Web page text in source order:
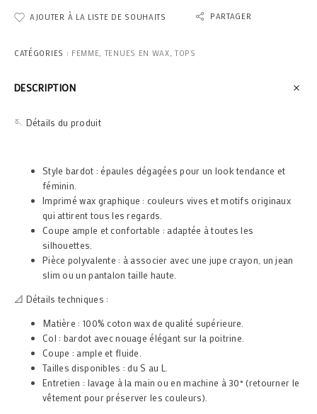
AJOUTER À LA LISTE DE SOUHAITS PARTAGER
CATÉGORIES : FEMME TENUES EN WAX ,TOPS
DESCRIPTION
🪡 Détails du produit
Style bardot : épaules dégagées pour un look tendance et
féminin.
Imprimé wax graphique : couleurs vives et motifs originaux
qui attirent tous les regards.
Coupe ample et confortable : adaptée à toutes les
silhouettes.
Pièce polyvalente : à associer avec une jupe crayon, un jean
slim ou un pantalon taille haute.
📐 Détails techniques :
Matière : 100% coton wax de qualité supérieure.
Col : bardot avec nouage élégant sur la poitrine.
Coupe : ample et fluide.
Tailles disponibles : du S au L.
Entretien : lavage à la main ou en machine à 30° (retourner le
vêtement pour préserver les couleurs).